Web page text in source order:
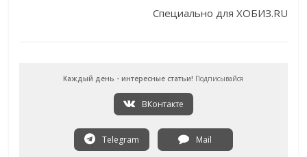
Специально для ХОБИЗ.RU
Каждый день - интересные статьи! Подписывайся
ВКонтакте
Telegram Mail